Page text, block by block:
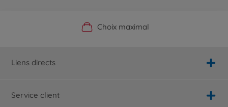
Boutique officielle du fabricant
Choix maximal
Service personnalisé
Livraison rapide
Liens directs
Service client